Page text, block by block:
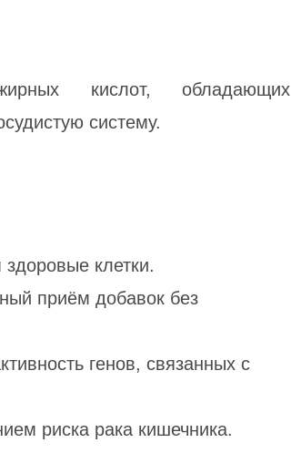
кислот, обладающих
систему.
клетки.
приём добавок без
генов, связанных с
риска рака кишечника.